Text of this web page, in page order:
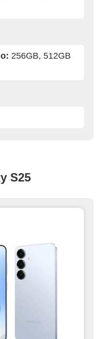
256GB, 512GB
S25